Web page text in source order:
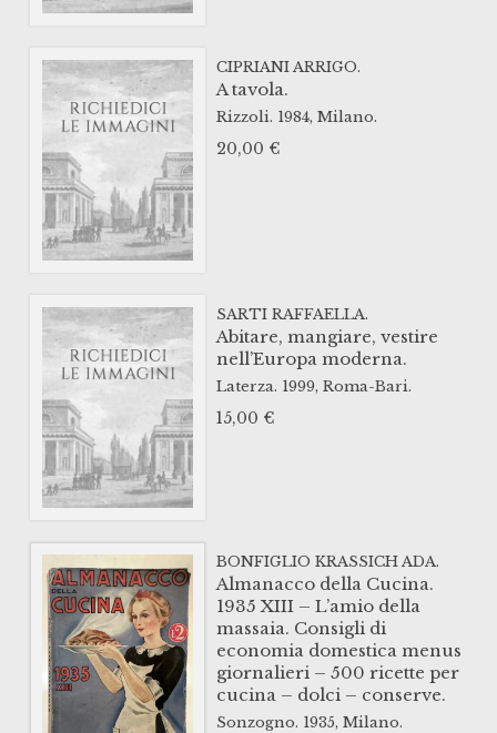
CIPRIANI ARRIGO.
A tavola.
Rizzoli. 1984, Milano.
20,00 €
SARTI RAFFAELLA.
Abitare, mangiare, vestire
nell’Europa moderna.
Laterza. 1999, Roma-Bari.
15,00 €
BONFIGLIO KRASSICH ADA.
Almanacco della Cucina.
1935 XIII – L’amio della
massaia. Consigli di
economia domestica menus
giornalieri – 500 ricette per
cucina – dolci – conserve.
Sonzogno. 1935, Milano.